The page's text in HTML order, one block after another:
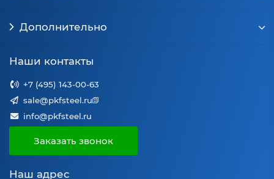
Дополнительно
Наши контакты
+7 (495) 143-00-63
sale@pkfsteel.ru
info@pkfsteel.ru
Заказать звонок
Наш адрес